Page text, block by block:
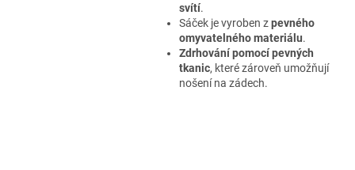
svítí.
Sáček je vyroben zpevného
omyvatelného materiálu.
Zdrhování pomocí pevných
tkanic, které zároveň umožňují
nošení na zádech.